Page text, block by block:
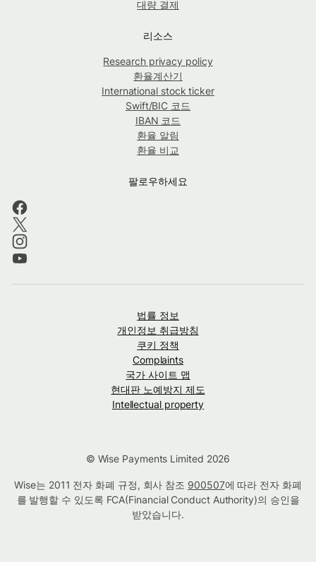
대량 결제
리소스
Research privacy policy
환율계산기
International stock ticker
Swift/BIC 코드
IBAN 코드
환율 알림
환율 비교
팔로우하세요
법률 정보
개인정보 취급방침
쿠키 정책
Complaints
국가 사이트 맵
현대판 노예방지 제도
Intellectual property
© Wise Payments Limited 2026
Wise는 2011 전자 화폐 규정, 회사 참조 900507에 따라 전자 화폐
를 발행할 수 있도록 FCA(Financial Conduct Authority)의 승인을
받았습니다.